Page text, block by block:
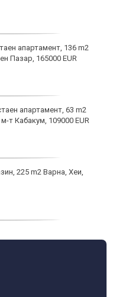
апартамент, 136 m2
Пазар, 165000 EUR
апартамент, 63 m2
т Кабакум, 109000 EUR
225 m2 Варна, Хеи,